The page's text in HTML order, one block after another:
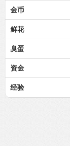
金币
鲜花
臭蛋
资金
经验